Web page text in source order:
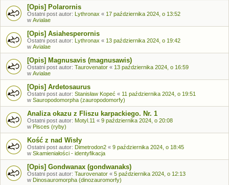
[Opis] Polarornis
Ostatni post autor: Lythronax « 17 października 2024, o 13:52
w Avialae
[Opis] Asiahesperornis
Ostatni post autor: Lythronax « 13 października 2024, o 19:42
w Avialae
[Opis] Magnusavis (magnusawis)
Ostatni post autor: Taurovenator « 13 października 2024, o 16:59
w Avialae
[Opis] Ardetosaurus
Ostatni post autor: Stanisław Kopeć « 11 października 2024, o 19:51
w Sauropodomorpha (zauropodomorfy)
Analiza okazu z Fliszu karpackiego. Nr. 1
Ostatni post autor: Motyl.11 « 9 października 2024, o 20:08
w Pisces (ryby)
Kość z nad Wisły
Ostatni post autor: Dimetrodon2 « 9 października 2024, o 18:45
w Skamieniałości - identyfikacja
[Opis] Gondwanax (gondwanaks)
Ostatni post autor: Taurovenator « 5 października 2024, o 12:13
w Dinosauromorpha (dinozauromorfy)